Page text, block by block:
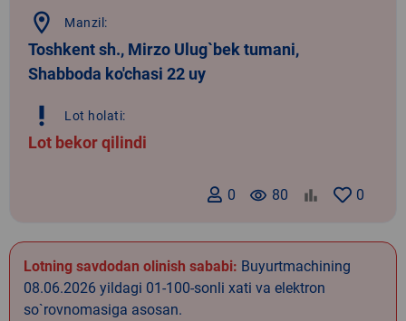
location_on Manzil:
Toshkent sh., Mirzo Ulug`bek tumani,
Shabboda ko'chasi 22 uy
priority_high Lot holati:
Lot bekor qilindi
0
remove_red_eye 80
0
Lotning savdodan olinish sababi: Buyurtmachining
08.06.2026 yildagi 01-100-sonli xati va elektron
so`rovnomasiga asosan.